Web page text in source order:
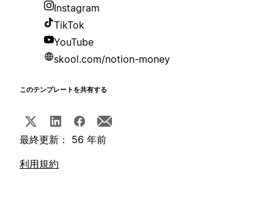
Instagram
TikTok
YouTube
skool.com/notion-money
このテンプレートを共有する
最終更新： 56 年前
利用規約